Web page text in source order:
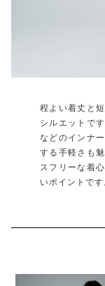
程よい着丈と
シルエットで
などのインナ
する手軽さも
スフリーな着
いポイントです